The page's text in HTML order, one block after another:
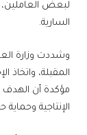
لبعض العاملين،
السارية.
وشددت وزارة
المقبلة، واتخاذ
مؤكدة أن الهدف
الإنتاجية